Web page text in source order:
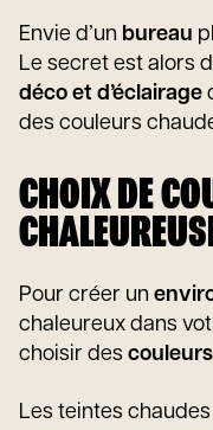
Envie d’un bureau
Le secret est alors
déco et d’éclairage
des couleurs
CHOIX DE
Pour créer un
chaleureux dans
choisir des couleurs
Les teintes